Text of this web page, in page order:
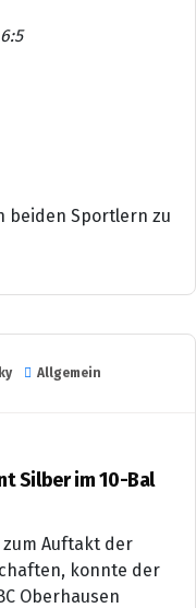
beiden Sportlern zu
Allgemein
Silber im 10-Bal
zum Auftakt der
konnte der
Oberhausen